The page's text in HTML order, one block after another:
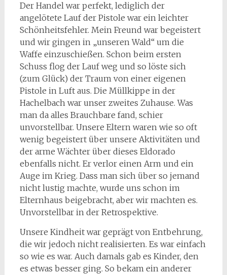
Der Handel war perfekt, lediglich der
angelötete Lauf der Pistole war ein leichter
Schönheitsfehler. Mein Freund war begeistert
und wir gingen in „unseren Wald“ um die
Waffe einzuschießen. Schon beim ersten
Schuss flog der Lauf weg und so löste sich
(zum Glück) der Traum von einer eigenen
Pistole in Luft aus. Die Müllkippe in der
Hachelbach war unser zweites Zuhause. Was
man da alles Brauchbare fand, schier
unvorstellbar. Unsere Eltern waren wie so oft
wenig begeistert über unsere Aktivitäten und
der arme Wächter über dieses Eldorado
ebenfalls nicht. Er verlor einen Arm und ein
Auge im Krieg. Dass man sich über so jemand
nicht lustig machte, wurde uns schon im
Elternhaus beigebracht, aber wir machten es.
Unvorstellbar in der Retrospektive.
Unsere Kindheit war geprägt von Entbehrung,
die wir jedoch nicht realisierten. Es war einfach
so wie es war. Auch damals gab es Kinder, den
es etwas besser ging. So bekam ein anderer